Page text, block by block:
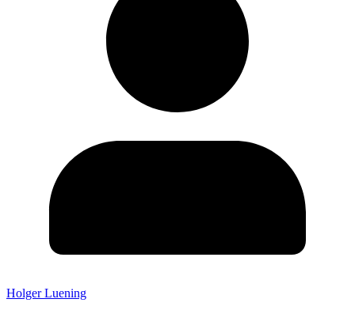
Holger Luening